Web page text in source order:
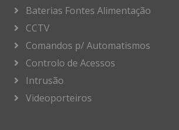
Baterias Fontes Alimentação
CCTV
Comandos p/ Automatismos
Controlo de Acessos
Intrusão
Videoporteiros